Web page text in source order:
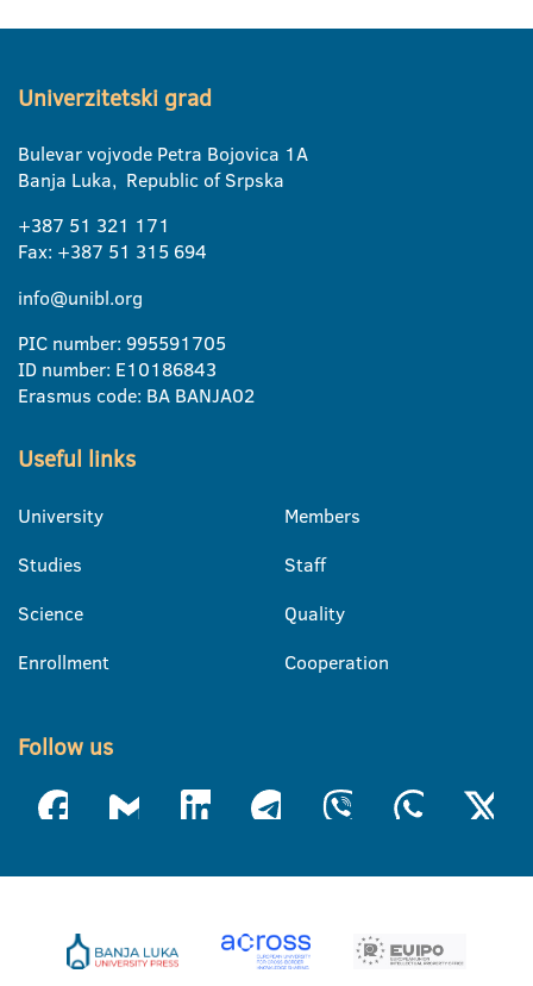
Univerzitetski grad
Bulevar vojvode Petra Bojovica 1A
Banja Luka, Republic of Srpska
+387 51 321 171
Fax: +387 51 315 694
info@unibl.org
PIC number: 995591705
ID number: E10186843
Erasmus code: BA BANJA02
Useful links
University
Studies
Science
Enrollment
Members
Staff
Quality
Cooperation
Follow us